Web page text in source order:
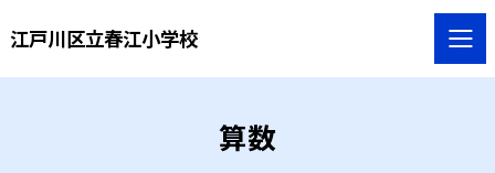
江戸川区立春江小学校
算数